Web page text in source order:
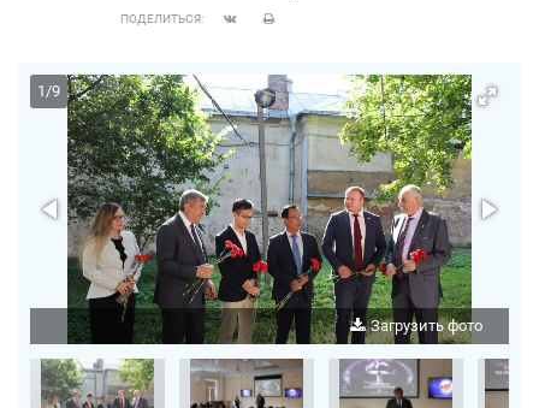
ПОДЕЛИТЬСЯ:
Загрузить фото
1/9